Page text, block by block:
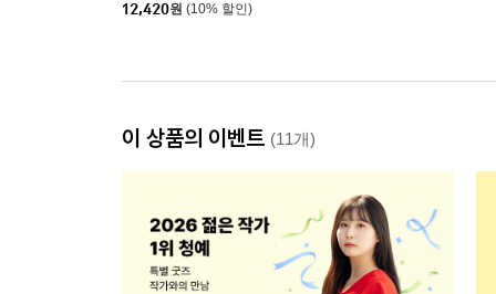
12,420원 (10% 할인)
이 상품의 이벤트 (11개)